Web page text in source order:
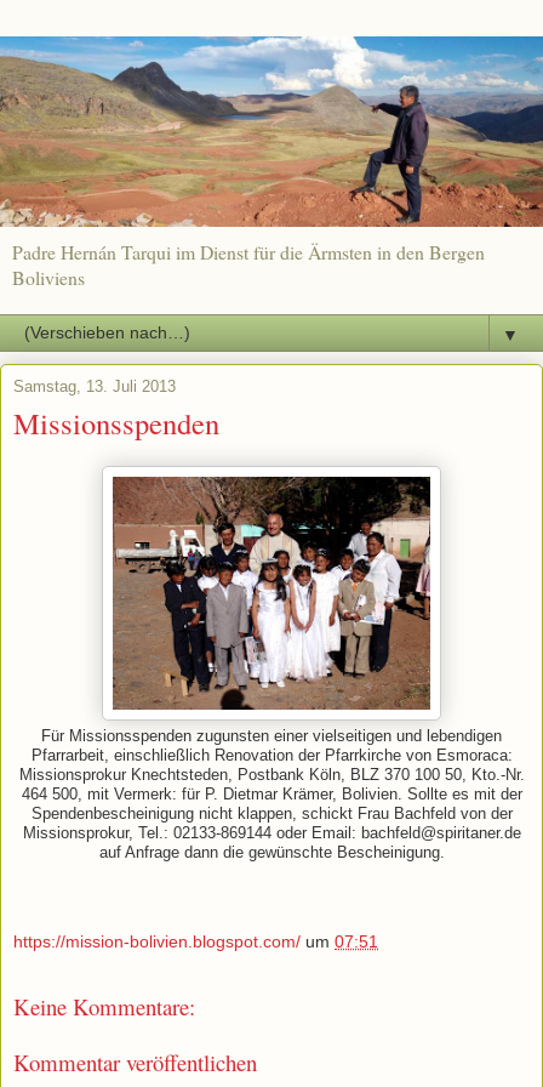
Padre Hernán Tarqui im Dienst für die Ärmsten in den Bergen
Boliviens
▼
Samstag, 13. Juli 2013
Missionsspenden
Für Missionsspenden zugunsten einer vielseitigen und lebendigen
Pfarrarbeit, einschließlich Renovation der Pfarrkirche von Esmoraca:
Missionsprokur Knechtsteden, Postbank Köln, BLZ 370 100 50, Kto.-Nr.
464 500, mit Vermerk: für P. Dietmar Krämer, Bolivien. Sollte es mit der
Spendenbescheinigung nicht klappen, schickt Frau Bachfeld von der
Missionsprokur, Tel.: 02133-869144 oder Email: bachfeld@spiritaner.de
auf Anfrage dann die gewünschte Bescheinigung.
https://mission-bolivien.blogspot.com/ um 07:51
Keine Kommentare:
Kommentar veröffentlichen